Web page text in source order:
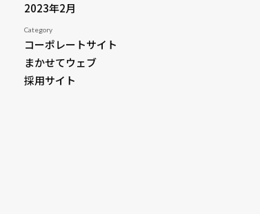
2023年2月
Category
コーポレートサイト
まかせてウェブ
採用サイト